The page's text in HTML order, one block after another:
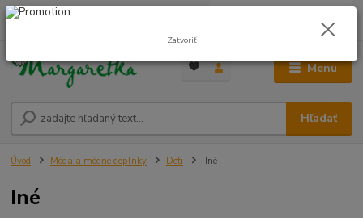
Menu
Hľadať
0948 236 042
0,00 €
Úvod Móda a módne doplnky Deti Iné
Iné
Zatvoriť